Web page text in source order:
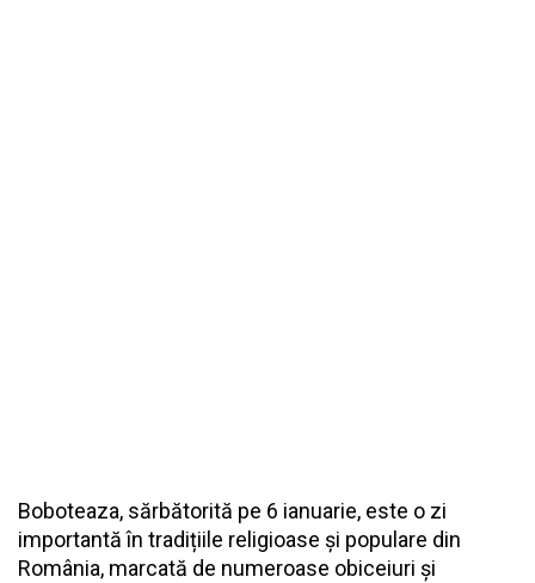
Boboteaza, sărbătorită pe 6 ianuarie, este o zi
importantă în tradițiile religioase și populare din
România, marcată de numeroase obiceiuri și